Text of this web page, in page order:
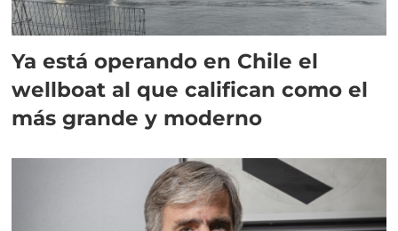
Ya está operando en Chile el
wellboat al que califican como el
más grande y moderno